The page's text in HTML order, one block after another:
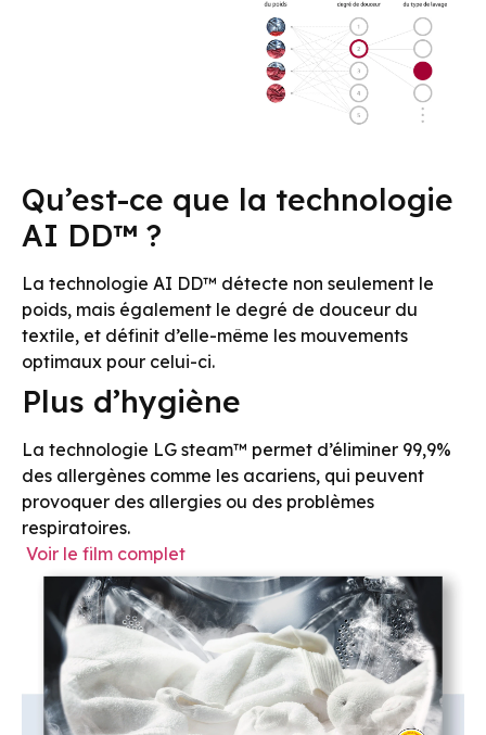
Qu’est-ce que la technologie
AI DD™ ?
La technologie AI DD™ détecte non seulement le
poids, mais également le degré de douceur du
textile, et définit d’elle-même les mouvements
optimaux pour celui-ci.
Plus d’hygiène
La technologie LG steam™ permet d’éliminer 99,9%
des allergènes comme les acariens, qui peuvent
provoquer des allergies ou des problèmes
respiratoires.
Voir le film complet